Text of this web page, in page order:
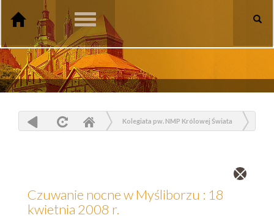
Toggle
navigation
Kolegiata pw. NMP Królowej Świata
Zamknij
Czuwanie nocne w Myśliborzu : 18
kwietnia 2008 r.